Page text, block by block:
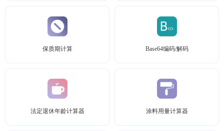
保质期计算 Base64编码/解码
法定退休年龄计算器 涂料用量计算器